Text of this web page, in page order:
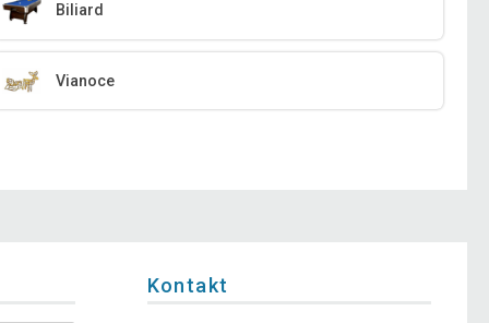
Biliard
Vianoce
Kontakt